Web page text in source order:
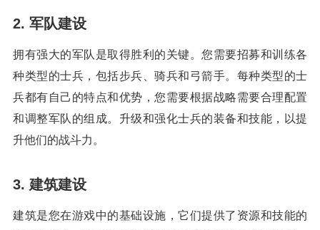
2. 军队建设
拥有强大的军队是取得胜利的关键。您需要招募和训练各
种类型的士兵，包括步兵、骑兵和弓箭手。每种类型的士
兵都有自己的特点和优势，您需要根据战略需要合理配置
和调整军队的组成。升级和强化士兵的装备和技能，以提
升他们的战斗力。
3. 建筑建设
建筑是您在游戏中的基础设施，它们提供了资源和技能的